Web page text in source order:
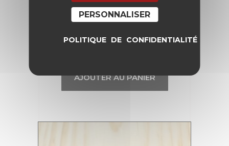
AJOUTER AU PANIER
PERSONNALISER
POLITIQUE DE CONFIDENTIALITÉ